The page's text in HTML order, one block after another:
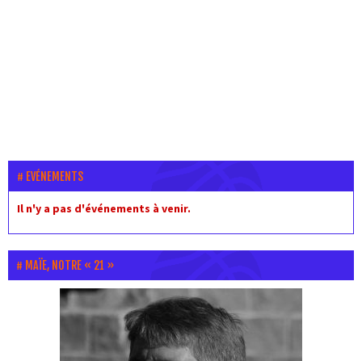
EVÉNEMENTS
Il n'y a pas d'événements à venir.
MAÏE, NOTRE « 21 »